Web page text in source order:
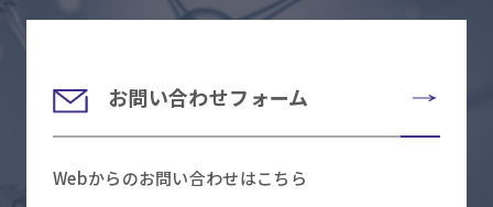
お問い合わせフォーム
Webからのお問い合わせはこちら